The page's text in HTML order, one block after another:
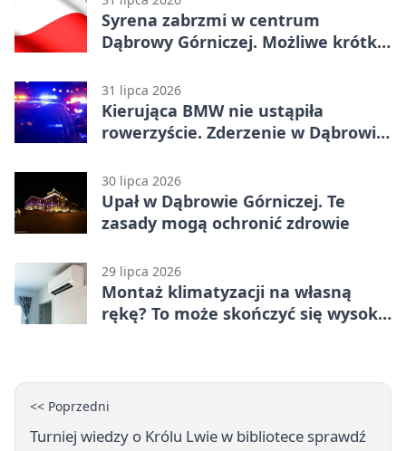
Syrena zabrzmi w centrum
Dąbrowy Górniczej. Możliwe krótkie
31 lipca 2026
Kierująca BMW nie ustąpiła
rowerzyście. Zderzenie w Dąbrowie
30 lipca 2026
Upał w Dąbrowie Górniczej. Te
zasady mogą ochronić zdrowie
29 lipca 2026
Montaż klimatyzacji na własną
rękę? To może skończyć się wysoką
<< Poprzedni
Turniej wiedzy o Królu Lwie w bibliotece sprawdź